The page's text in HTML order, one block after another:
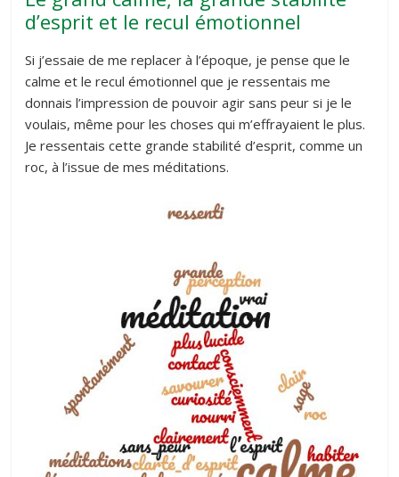
d’esprit et le recul émotionnel
Si j’essaie de me replacer à l’époque, je pense que le
calme et le recul émotionnel que je ressentais me
donnais l’impression de pouvoir agir sans peur si je le
voulais, même pour les choses qui m’effrayaient le plus.
Je ressentais cette grande stabilité d’esprit, comme un
roc, à l’issue de mes méditations.